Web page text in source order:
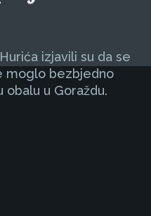
izjavili su da se
moglo bezbjedno
u Goraždu.